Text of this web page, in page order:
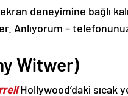
deneyimine bağlı
Anlıyorum –
Witwer)
Hollywood’daki sıcak